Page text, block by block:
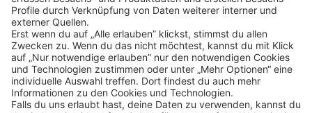
Klickehier, um alle offenen Jobs zu sehen.
Impressum Datenschutz
Privatsphäre-Einstellungen
FAQ
Veranstaltungen